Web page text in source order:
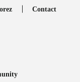
Contact